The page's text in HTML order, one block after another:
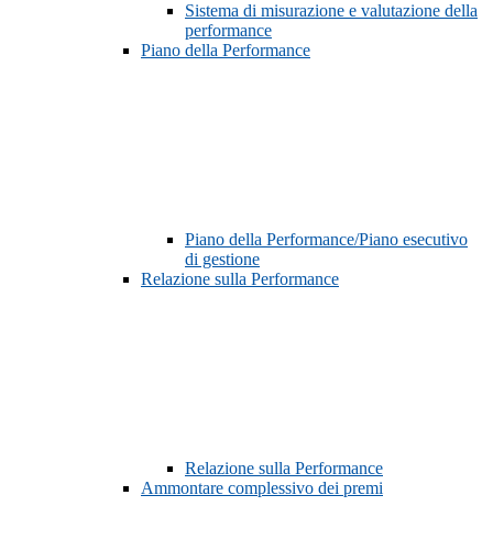
Sistema di misurazione e valutazione della
performance
Piano della Performance
Piano della Performance/Piano esecutivo
di gestione
Relazione sulla Performance
Relazione sulla Performance
Ammontare complessivo dei premi